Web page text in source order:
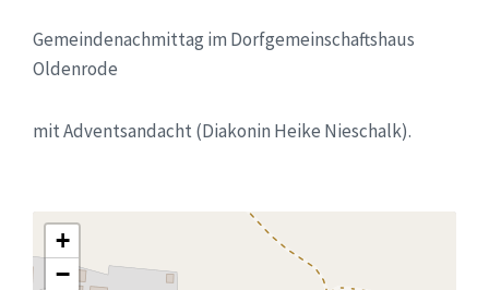
Gemeindenachmittag im Dorfgemeinschaftshaus
Oldenrode
mit Adventsandacht (Diakonin Heike Nieschalk).
+
−